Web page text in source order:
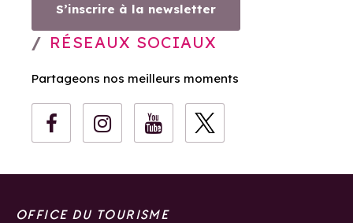
S’inscrire à la newsletter
RÉSEAUX SOCIAUX
Partageons nos meilleurs moments
OFFICE DU TOURISME